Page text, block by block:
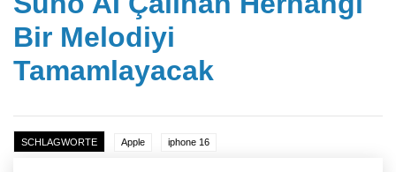
Bir Melodiyi
Tamamlayacak
SCHLAGWORTE Apple iphone 16